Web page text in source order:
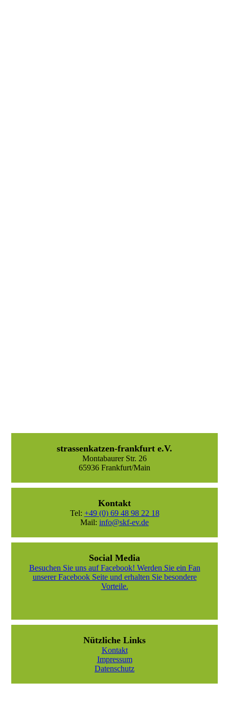
strassenkatzen-frankfurt e.V.
Montabaurer Str. 26
65936 Frankfurt/Main
Kontakt
Tel: +49 (0) 69 48 98 22 18
Mail: info@skf-ev.de
Social Media
Besuchen Sie uns auf Facebook! Werden Sie ein Fan
unserer Facebook Seite und erhalten Sie besondere
Vorteile.
Nützliche Links
Kontakt
Impressum
Datenschutz